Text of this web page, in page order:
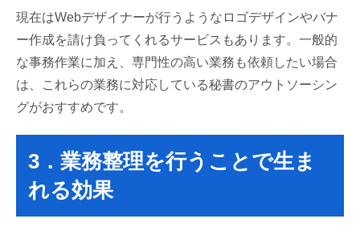
現在はWebデザイナーが行うようなロゴデザインやバナ
ー作成を請け負ってくれるサービスもあります。一般的
な事務作業に加え、専門性の高い業務も依頼したい場合
は、これらの業務に対応している秘書のアウトソーシン
グがおすすめです。
3．業務整理を行うことで生ま
れる効果